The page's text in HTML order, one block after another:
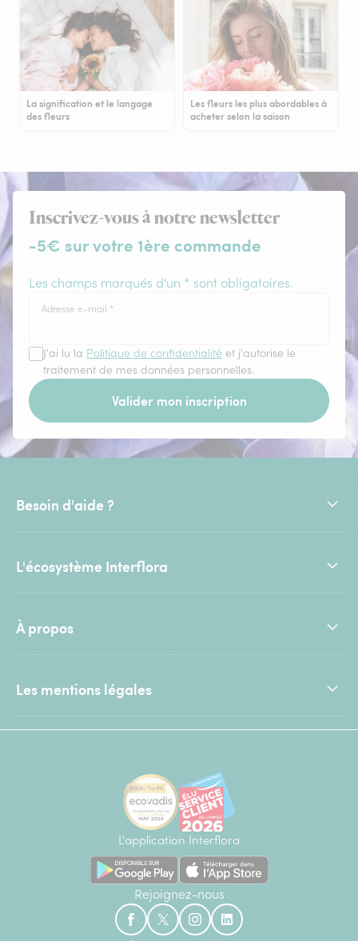
La signification et le langage
des fleurs
Les fleurs les plus abordables à
acheter selon la saison
Inscrivez-vous à notre newsletter
-5€ sur votre 1ère commande
Les champs marqués d'un * sont obligatoires.
Adresse e-mail *
J'ai lu la Politique de confidentialité et j'autorise le
traitement de mes données personnelles.
Valider mon inscription
Besoin d'aide ?
L'écosystème Interflora
À propos
Les mentions légales
L'application Interflora
Rejoignez-nous